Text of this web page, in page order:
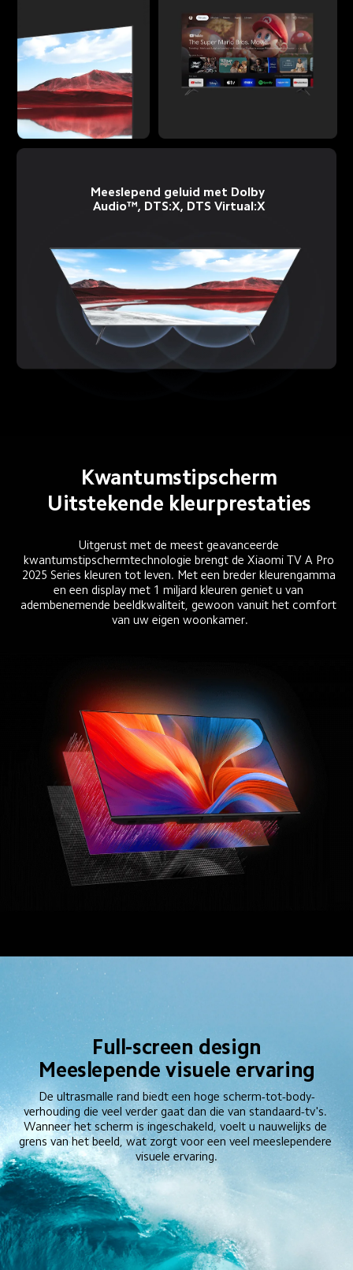
Meeslepend geluid met Dolby
Audio™, DTS:X, DTS Virtual:X
Kwantumstipscherm
Uitstekende kleurprestaties
Uitgerust met de meest geavanceerde
kwantumstipschermtechnologie brengt de Xiaomi TV A Pro
2025 Series kleuren tot leven. Met een breder kleurengamma
en een display met 1 miljard kleuren geniet u van
adembenemende beeldkwaliteit, gewoon vanuit het comfort
van uw eigen woonkamer.
Full-screen design
Meeslepende visuele ervaring
De ultrasmalle rand biedt een hoge scherm-tot-body-
verhouding die veel verder gaat dan die van standaard-tv's.
Wanneer het scherm is ingeschakeld, voelt u nauwelijks de
grens van het beeld, wat zorgt voor een veel meeslependere
visuele ervaring.